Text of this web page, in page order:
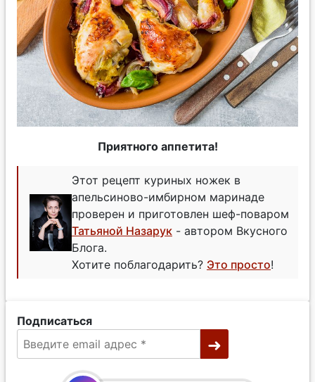
Приятного аппетита!
Этот рецепт куриных ножек в
апельсиново-имбирном маринаде
проверен и приготовлен шеф-поваром
Татьяной Назарук - автором Вкусного
Блога.
Хотите поблагодарить? Это просто!
Подписаться